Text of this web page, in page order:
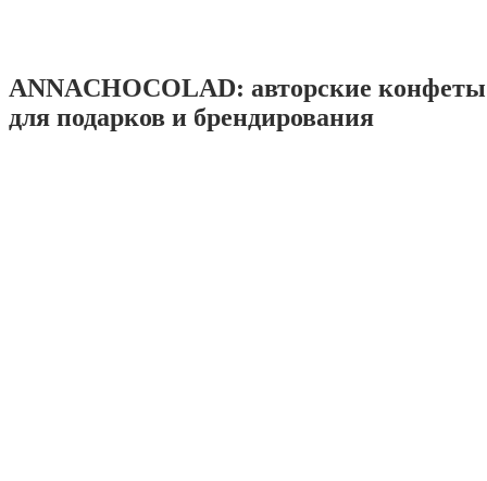
ANNACHOCOLAD: авторские
для подарков и брендирования